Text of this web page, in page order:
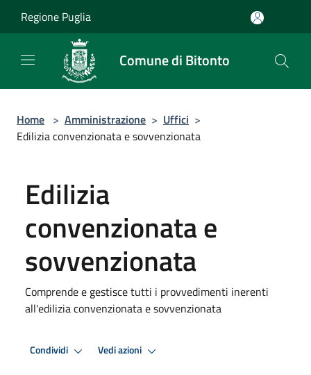
Regione Puglia
Comune di Bitonto
Home > Amministrazione > Uffici >
Edilizia convenzionata e sovvenzionata
Edilizia
convenzionata e
sovvenzionata
Comprende e gestisce tutti i provvedimenti inerenti
all'edilizia convenzionata e sovvenzionata
Condividi Vedi azioni